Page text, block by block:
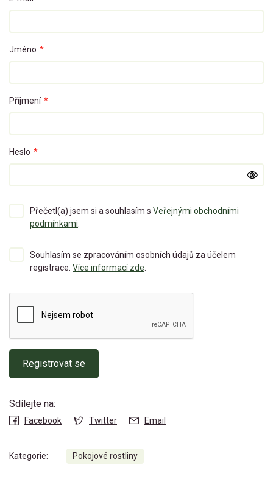
Jméno *
Příjmení *
Heslo *
Přečetl(a) jsem si a souhlasím s Veřejnými obchodními
podmínkami.
Souhlasím se zpracováním osobních údajů za účelem
registrace. Více informací zde.
Registrovat se
Sdílejte na:
Facebook Twitter Email
Kategorie: Pokojové rostliny